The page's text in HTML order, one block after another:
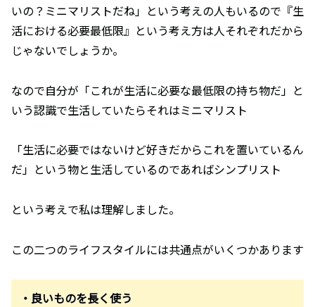
いの？ミニマリストだね」という考えの人もいるので『生
活における必要最低限』という考え方は人それぞれだから
じゃないでしょうか。
なので自分が「これが生活に必要な最低限の持ち物だ」と
いう認識で生活していたらそれはミニマリスト
「生活に必要ではないけど好きだからこれを置いているん
だ」という物と生活しているのであればシンプリスト
という考えで私は理解しました。
この二つのライフスタイルには共通点がいくつかあります
・良いものを長く使う